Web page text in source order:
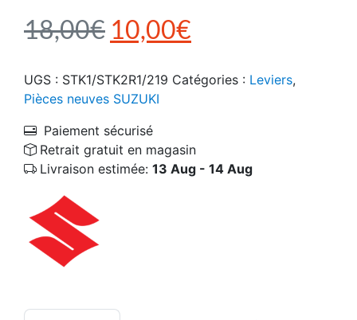
18,00€ Le prix initial était :
10,00€
UGS : STK1/STK2R1/219 Catégories : Leviers,
Pièces neuves SUZUKI
Paiement sécurisé
Retrait gratuit en magasin
Livraison estimée: 13 Aug - 14 Aug